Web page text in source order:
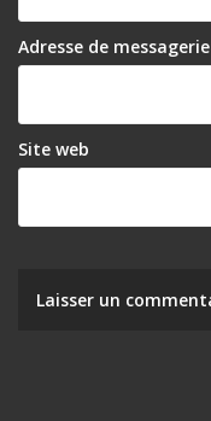
Adresse de messagerie
Site web